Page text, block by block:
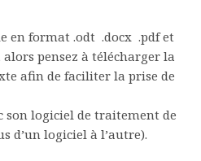
en format .odt .docx .pdf et
pensez à télécharger la
afin de faciliter la prise de
son logiciel de traitement de
d’un logiciel à l’autre).